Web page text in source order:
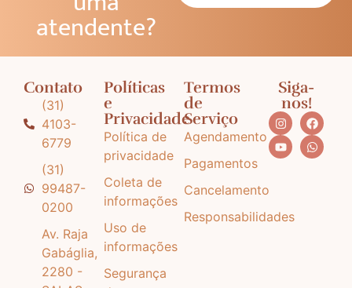
atendente?
Contato
(31)
4103-
6779
(31)
99487-
0200
Av. Raja
Gabáglia,
2280 -
Políticas
e
Privacidade
Política de
privacidade
Coleta de
informações
Uso de
informações
Segurança
Termos
de
Serviço
Agendamento
Pagamentos
Cancelamento
Responsabilidades
Siga-
nos!